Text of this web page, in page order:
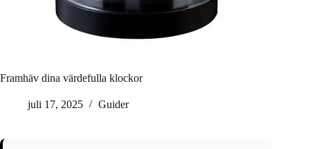
Framhäv dina värdefulla klockor
juli 17, 2025 Guider